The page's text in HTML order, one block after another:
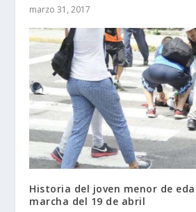
marzo 31, 2017
Historia del joven menor de
marcha del 19 de abril